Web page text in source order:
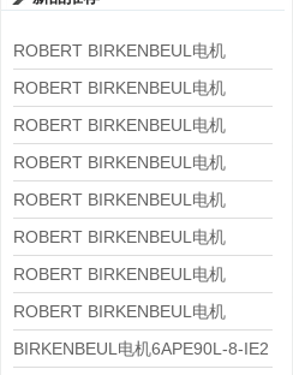
ROBERT BIRKENBEUL电机
8APE225M-4-IE3
ROBERT BIRKENBEUL电机
8APE180L-4 IE3
ROBERT BIRKENBEUL电机
8APE160M-6 IE3
ROBERT BIRKENBEUL电机
8APE160L-4-IE3
ROBERT BIRKENBEUL电机
8APE112M-6K-IE3
ROBERT BIRKENBEUL电机
8APE100L-2 IE3
ROBERT BIRKENBEUL电机
8APE90S-4 IE3
ROBERT BIRKENBEUL电机
8APE80M-2K-IE3
BIRKENBEUL电机6APE90L-8-IE2